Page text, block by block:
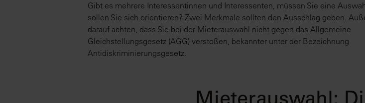
Gibt es mehrere Interessentinnen und Interessenten, müssen Sie eine
sollen Sie sich orientieren? Zwei Merkmale sollten den Ausschlag geben.
darauf achten, dass Sie bei der Mieterauswahl nicht gegen das Allgemeine
Gleichstellungsgesetz (AGG) verstoßen, bekannter unter der Bezeichnung
Antidiskriminierungsgesetz.